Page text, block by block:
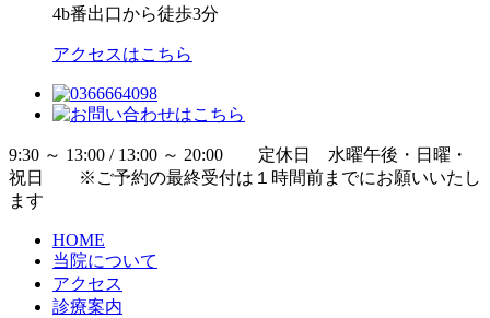
4b番出口から徒歩3分
アクセスはこちら
9:30 ～ 13:00 / 13:00 ～ 20:00 定休日 水曜午後・日曜・
祝日 ※ご予約の最終受付は１時間前までにお願いいたし
ます
HOME
当院について
アクセス
診療案内